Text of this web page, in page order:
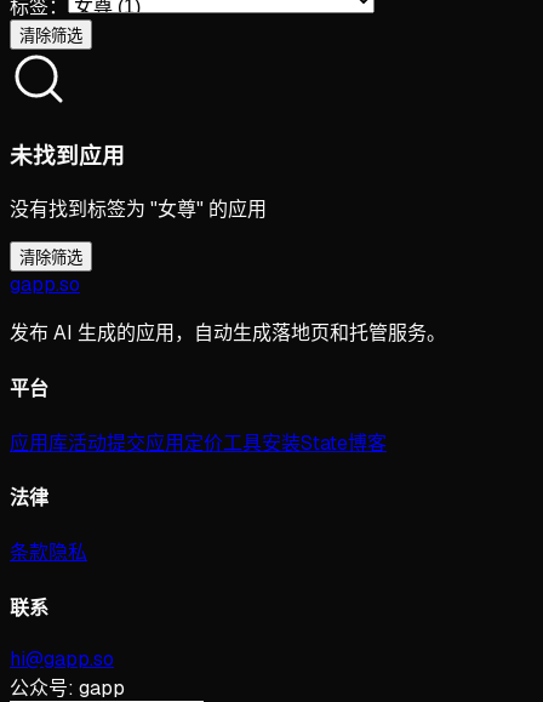
标签：
清除筛选
未找到应用
没有找到标签为 "女尊" 的应用
清除筛选
gapp.so
发布 AI 生成的应用，自动生成落地页和托管服务。
平台
应用库活动提交应用定价工具安装State博客
法律
条款隐私
联系
hi@gapp.so
公众号: gapp